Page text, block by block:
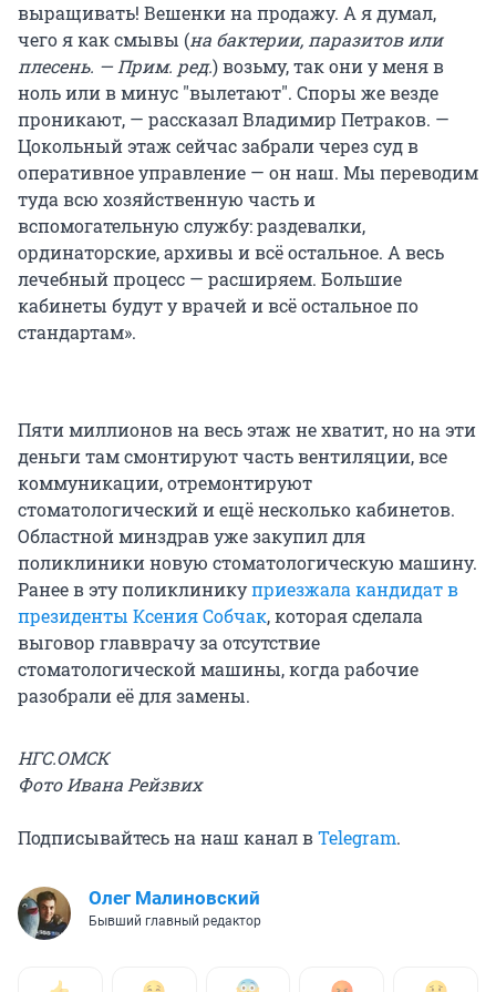
выращивать! Вешенки на продажу. А я думал,
чего я как смывы (на бактерии, паразитов или
плесень. — Прим. ред.) возьму, так они у меня в
ноль или в минус "вылетают". Споры же везде
проникают, — рассказал Владимир Петраков. —
Цокольный этаж сейчас забрали через суд в
оперативное управление — он наш. Мы переводим
туда всю хозяйственную часть и
вспомогательную службу: раздевалки,
ординаторские, архивы и всё остальное. А весь
лечебный процесс — расширяем. Большие
кабинеты будут у врачей и всё остальное по
стандартам».
Пяти миллионов на весь этаж не хватит, но на эти
деньги там смонтируют часть вентиляции, все
коммуникации, отремонтируют
стоматологический и ещё несколько кабинетов.
Областной минздрав уже закупил для
поликлиники новую стоматологическую машину.
Ранее в эту поликлиникуприезжала кандидат в
президенты Ксения Собчак, которая сделала
выговор главврачу за отсутствие
стоматологической машины, когда рабочие
разобрали её для замены.
НГС.ОМСК
Фото Ивана Рейзвих
Подписывайтесь на наш канал вTelegram.
Олег Малиновский
Бывший главный редактор